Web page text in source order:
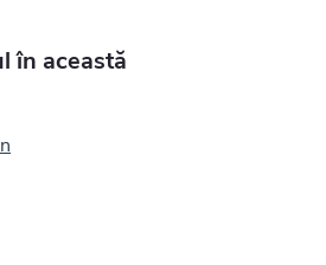
în această